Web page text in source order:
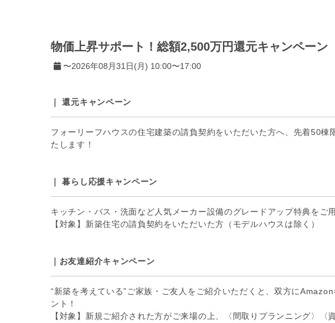
物価上昇サポート！総額2,500万円還元キャンペーン
〜2026年08月31日(月) 10:00〜17:00
｜ 還元キャンペーン
フォーリーフハウスの住宅建築の請負契約をいただいた方へ、先着50棟
たします！
｜ 暮らし応援キャンペーン
キッチン・バス・洗面など人気メーカー設備のグレードアップ特典をご用
【対象】新築住宅の請負契約をいただいた方（モデルハウスは除く）
｜お友達紹介キャンペーン
“新築を考えている”ご家族・ご友人をご紹介いただくと、双方に
ント！
【対象】新規ご紹介された方がご来場の上、〈間取りプランニング〉〈